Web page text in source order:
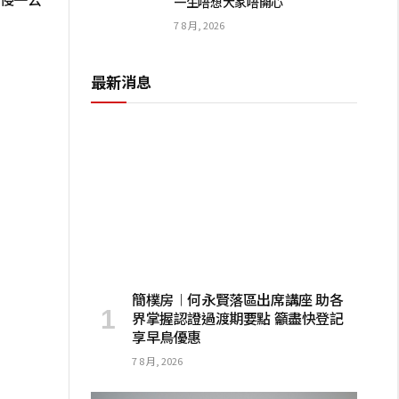
7 8 月, 2026
最新消息
簡樸房︱何永賢落區出席講座 助各
界掌握認證過渡期要點 籲盡快登記
享早鳥優惠
7 8 月, 2026